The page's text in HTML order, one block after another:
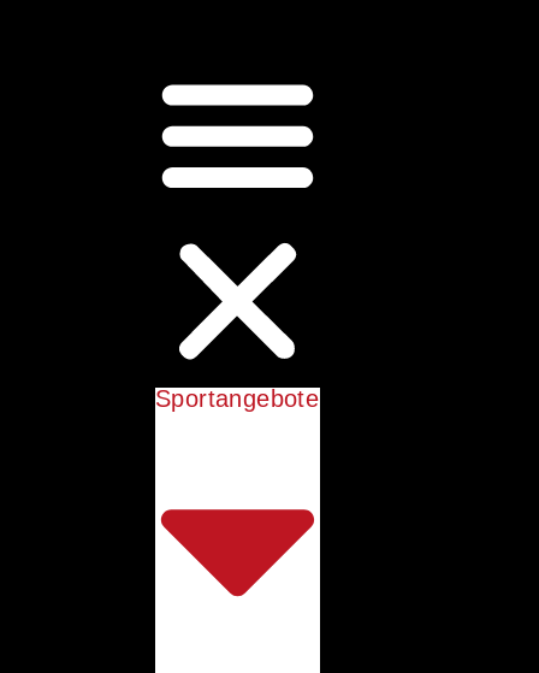
Sportangebote